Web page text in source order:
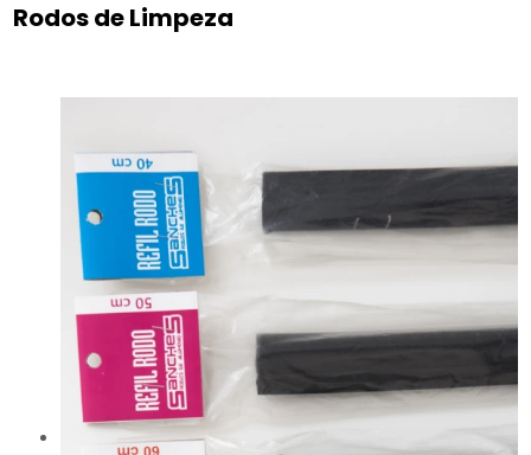
Rodos de Limpeza